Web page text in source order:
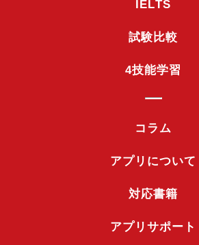
IELTS
試験比較
4技能学習
コラム
アプリについて
対応書籍
アプリサポート